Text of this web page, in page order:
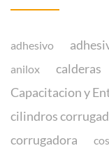
adhesivo
anilox calderas
Capacitacion y
cilindros
corrugadora